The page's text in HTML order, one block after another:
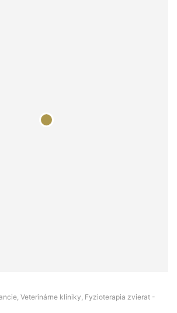
Veterinárne kliniky, Fyzioterapia zvierat -